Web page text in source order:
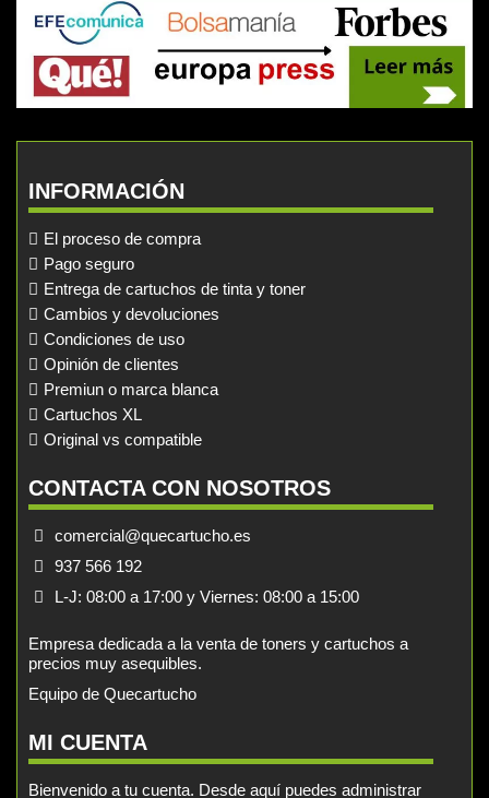
INFORMACIÓN
El proceso de compra
Pago seguro
Entrega de cartuchos de tinta y toner
Cambios y devoluciones
Condiciones de uso
Opinión de clientes
Premiun o marca blanca
Cartuchos XL
Original vs compatible
CONTACTA CON NOSOTROS
comercial@quecartucho.es
937 566 192
L-J: 08:00 a 17:00 y Viernes: 08:00 a 15:00
Empresa dedicada a la venta de toners y cartuchos a
precios muy asequibles.
Equipo de Quecartucho
MI CUENTA
Bienvenido a tu cuenta. Desde aquí puedes administrar